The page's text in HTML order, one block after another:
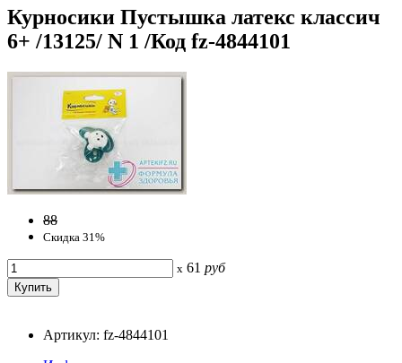
Курносики Пустышка латекс классич
6+ /13125/ N 1 /Код fz-4844101
88
Скидка 31%
x 61 руб
Артикул: fz-4844101